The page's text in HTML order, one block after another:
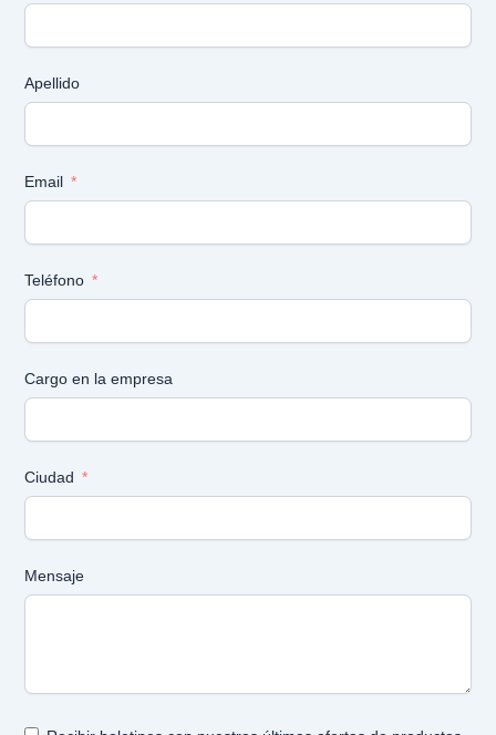
Apellido
Email
Teléfono
Cargo en la empresa
Ciudad
Mensaje